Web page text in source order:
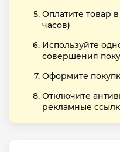
Оплатите товар
часов)
Используйте
совершения
Оформите
Отключите
рекламные